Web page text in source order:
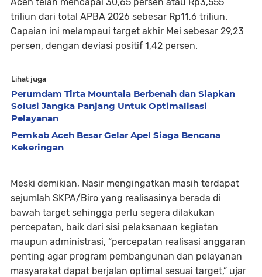
triliun dari total APBA 2026 sebesar Rp11,6 triliun.
Capaian ini melampaui target akhir Mei sebesar 29,23
persen, dengan deviasi positif 1,42 persen.
Lihat juga
Perumdam Tirta Mountala Berbenah dan Siapkan
Solusi Jangka Panjang Untuk Optimalisasi
Pelayanan
Pemkab Aceh Besar Gelar Apel Siaga Bencana
Kekeringan
Meski demikian, Nasir mengingatkan masih terdapat
sejumlah SKPA/Biro yang realisasinya berada di
bawah target sehingga perlu segera dilakukan
percepatan, baik dari sisi pelaksanaan kegiatan
maupun administrasi, “percepatan realisasi anggaran
penting agar program pembangunan dan pelayanan
masyarakat dapat berjalan optimal sesuai target,” ujar